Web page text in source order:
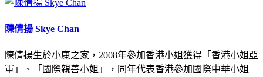
陳倩揚 Skye Chan
陳倩揚生於小康之家，2008年參加香港小姐獲得「香港小姐亞
軍」、「國際親善小姐」，同年代表香港參加國際中華小姐